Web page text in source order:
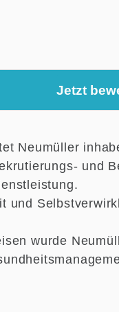
Jetzt
Neumüller
und
und
wurde